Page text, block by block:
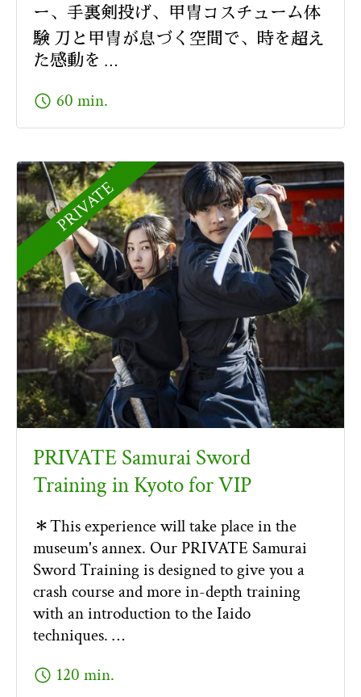
ー、手裏剣投げ、甲冑コスチューム体
験 刀と甲冑が息づく空間で、時を超え
た感動を …
schedule 60 min.
PRIVATE
PRIVATE Samurai Sword
Training in Kyoto for VIP
＊This experience will take place in the
museum's annex. Our PRIVATE Samurai
Sword Training is designed to give you a
crash course and more in-depth training
with an introduction to the Iaido
techniques. …
schedule 120 min.